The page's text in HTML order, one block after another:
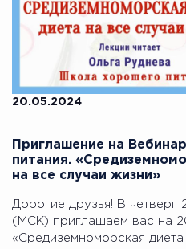
20.05.2024
Приглашение на
питания.
на все случаи жизни»
Дорогие друзья! В четверг
(МСК) приглашаем вас на
«Средиземноморская